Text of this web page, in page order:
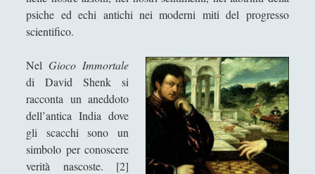
t
e
b
k
u
Contenuti
► Antologia(4)
► Filosofia(799)
► Saggi(72)
psiche ed echi antichi nei moderni miti del progresso
scientifico.
Nel Gioco Immortale
di David Shenk si
racconta un aneddoto
dell’antica India dove
gli scacchi sono un
simbolo per conoscere
verità nascoste. [2]